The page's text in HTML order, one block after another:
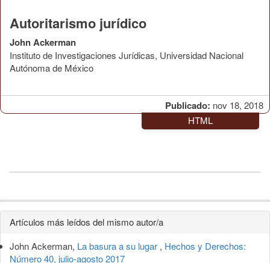
Publicado: nov 18, 2018
Autoritarismo jurídico
John Ackerman
Instituto de Investigaciones Jurídicas, Universidad Nacional
Autónoma de México
HTML
Detalles
del
Artículos más leídos del mismo autor/a
John Ackerman, La basura a su lugar , Hechos y Derechos:
Número 40, julio-agosto 2017